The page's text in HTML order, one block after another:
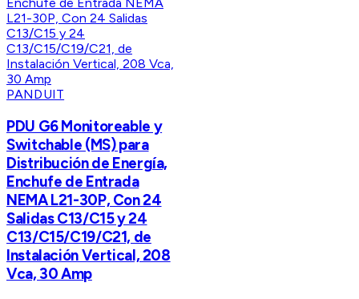
PANDUIT
PDU G6 Monitoreable y
Switchable (MS) para
Distribución de Energía,
Enchufe de Entrada
NEMA L21-30P, Con 24
Salidas C13/C15 y 24
C13/C15/C19/C21, de
Instalación Vertical, 208
Vca, 30 Amp